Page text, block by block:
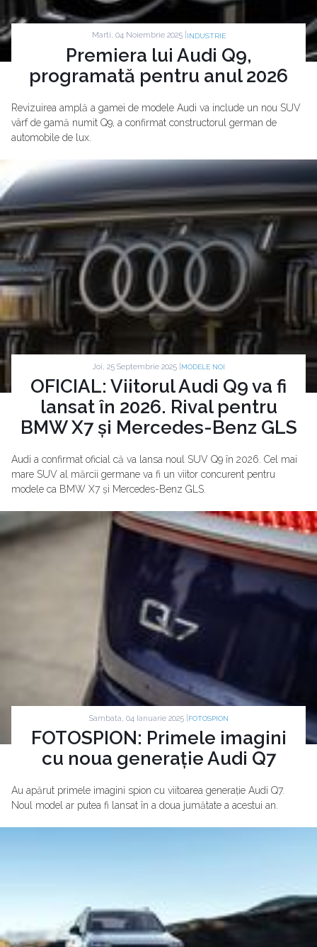
Marti, 04 Noiembrie 2025 | INDUSTRIE
Premiera lui Audi Q9,
programată pentru anul 2026
Revizuirea amplă a gamei de modele Audi va include un nou SUV
vârf de gamă numit Q9, a confirmat constructorul german de
automobile de lux.
Joi, 25 Septembrie 2025 | MODELE NOI
OFICIAL: Viitorul Audi Q9 va fi
lansat în 2026. Rival pentru
BMW X7 și Mercedes-Benz GLS
Audi a confirmat oficial că va lansa noul SUV Q9 în 2026. Cel mai
mare SUV al mărcii germane va fi un viitor concurent pentru
modele ca BMW X7 și Mercedes-Benz GLS.
Sambata, 04 Ianuarie 2025 | FOTOSPION
FOTOSPION: Primele imagini
cu noua generație Audi Q7
Au apărut primele imagini spion cu viitoarea generație Audi Q7.
Noul model ar putea fi lansat în a doua jumătate a acestui an.